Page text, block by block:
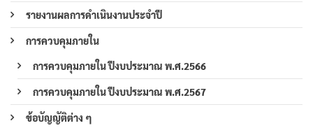
รายงานผลการดำเนินงานประจำปี
การควบคุมภายใน
การควบคุมภายใน ปีงบประมาณ พ.ศ.2566
การควบคุมภายใน ปีงบประมาณ พ.ศ.2567
ข้อบัญญัติต่าง ๆ